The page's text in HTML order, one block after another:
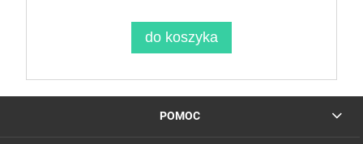
do koszyka
POMOC